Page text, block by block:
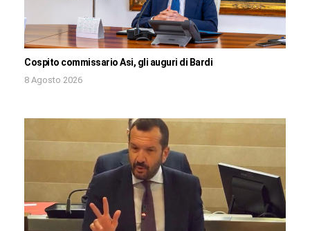
Cospito commissario Asi, gli auguri di Bardi
8 Agosto 2026